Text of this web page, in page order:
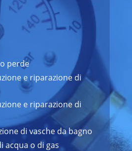
perde
e riparazione di
e riparazione di
di vasche da bagno
acqua o di gas